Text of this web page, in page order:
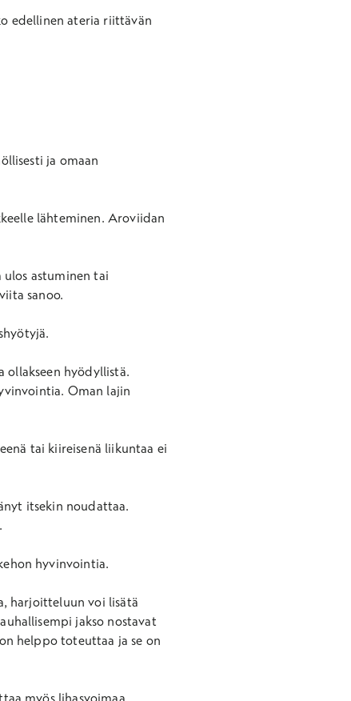
edellinen ateria riittävän
ja omaan
lähteminen. Aroviidan
astuminen tai
sanoo.
ollakseen hyödyllistä.
Oman lajin
tai kiireisenä liikuntaa ei
itsekin noudattaa.
hyvinvointia.
harjoitteluun voi lisätä
jakso nostavat
helppo toteuttaa ja se on
myös lihasvoimaa,